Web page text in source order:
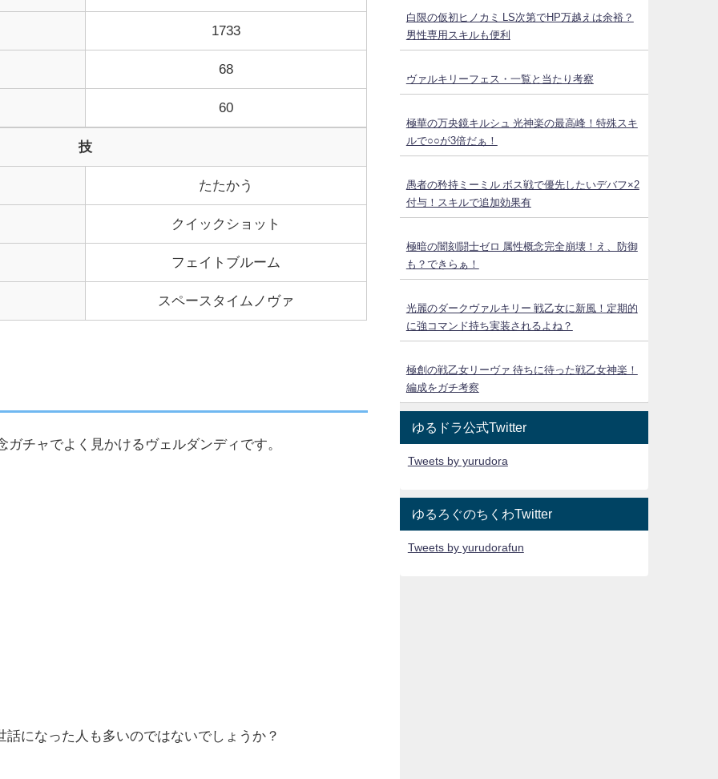
1733
68
60
技
たたかう
クイックショット
フェイトブルーム
スペースタイムノヴァ
チャでよく見かけるヴェルダンディです。
になった人も多いのではないでしょうか？
白限の仮初ヒノカミ LS次第でHP万越えは余裕？
男性専用スキルも便利
ヴァルキリーフェス・一覧と当たり考察
極華の万央鏡キルシュ 光神楽の最高峰！特殊スキ
ルで○○が3倍だぁ！
愚者の矜持ミーミル ボス戦で優先したいデバフ×2
付与！スキルで追加効果有
極暗の闇刻闘士ゼロ 属性概念完全崩壊！え、防御
も？できらぁ！
光麗のダークヴァルキリー 戦乙女に新風！定期的
に強コマンド持ち実装されるよね？
極創の戦乙女リーヴァ 待ちに待った戦乙女神楽！
編成をガチ考察
ゆるドラ公式Twitter
Tweets by yurudora
ゆるろぐのちくわTwitter
Tweets by yurudorafun